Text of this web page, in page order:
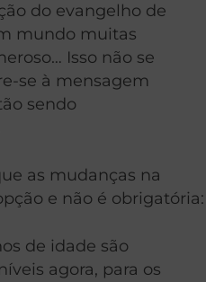
do evangelho de
mundo muitas
Isso não se
se à mensagem
sendo
as mudanças na
e não é obrigatória:
de idade são
agora, para os